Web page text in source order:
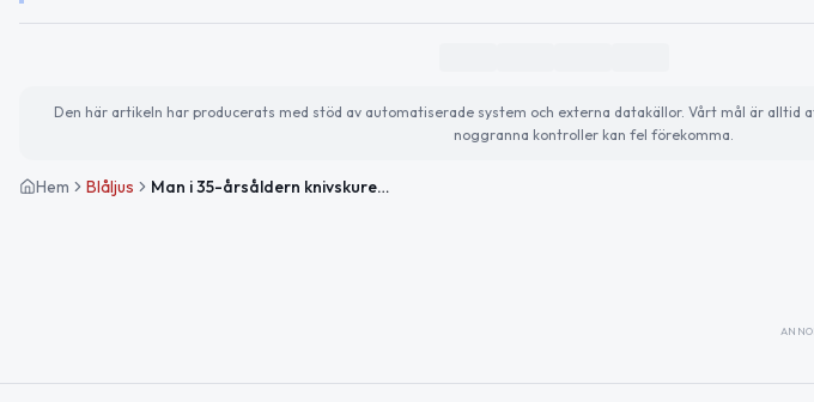
Den här artikeln har producerats med stöd av automatiserade system och externa datakällor. Vårt mål är alltid
noggranna kontroller kan fel förekomma.
Hem Blåljus Man i 35-årsåldern knivskuren i Södertälje